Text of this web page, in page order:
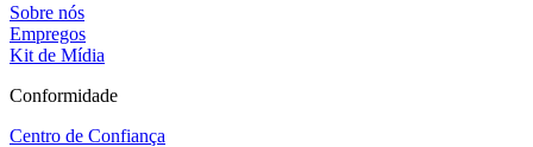
Sobre nós
Empregos
Kit de Mídia
Conformidade
Centro de Confiança